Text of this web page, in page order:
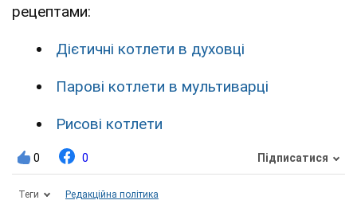
рецептами:
Дієтичні котлети в духовці
Парові котлети в мультиварці
Рисові котлети
0 0 Підписатися
Теги Редакційна політика